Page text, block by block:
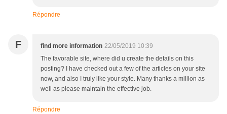
Répondre
F find more information 22/05/2019 10:39
The favorable site, where did u create the details on this
posting? I have checked out a few of the articles on your site
now, and also I truly like your style. Many thanks a million as
well as please maintain the effective job.
Répondre